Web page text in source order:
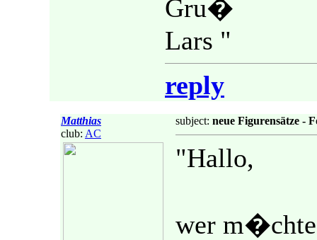
Gru�
Lars "
reply
Matthias
club: AC
subject: neue Figurensätze -
"Hallo,
wer m�chte